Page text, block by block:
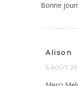
Bonne
Alison
5 AOÛT